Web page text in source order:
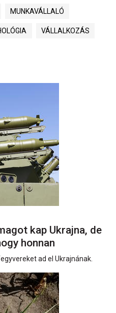
MUNKAVÁLLALÓ
VÁLLALKOZÁS
kap Ukrajna, de
honnan
ad el Ukrajnának.